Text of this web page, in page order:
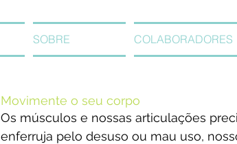
SOBRE COLABORADORES
Movimente o seu corpo
Os músculos e nossas articulações
enferruja pelo desuso ou mau uso,